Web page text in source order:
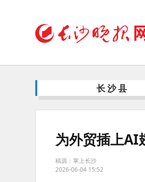
长沙县
为外贸插上AI
稿源：掌上长沙
2026-06-04 15:52